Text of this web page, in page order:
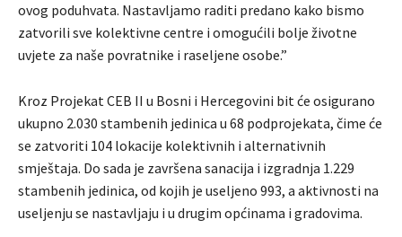
ovog poduhvata. Nastavljamo raditi predano kako bismo
zatvorili sve kolektivne centre i omogućili bolje životne
uvjete za naše povratnike i raseljene osobe.”
Kroz Projekat CEB II u Bosni i Hercegovini bit će osigurano
ukupno 2.030 stambenih jedinica u 68 podprojekata, čime će
se zatvoriti 104 lokacije kolektivnih i alternativnih
smještaja. Do sada je završena sanacija i izgradnja 1.229
stambenih jedinica, od kojih je useljeno 993, a aktivnosti na
useljenju se nastavljaju i u drugim općinama i gradovima.